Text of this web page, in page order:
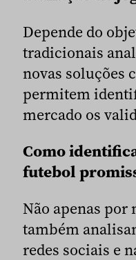
Depende do
tradicionais
novas soluções
permitem
mercado os
Como
futebol
Não apenas por
também
redes sociais e